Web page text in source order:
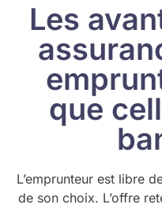
Les
que
L’emprunteur est libre
de son choix. L’offre